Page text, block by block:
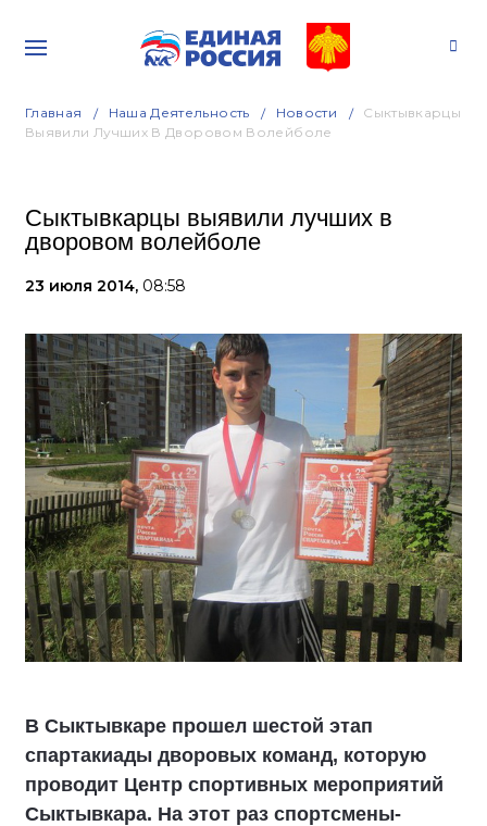
Главная Наша Деятельность Новости
Сыктывкарцы
Выявили Лучших В Дворовом Волейболе
Сыктывкарцы выявили лучших в
дворовом волейболе
23 июля 2014, 08:58
В Сыктывкаре прошел шестой этап
спартакиады дворовых команд, которую
проводит Центр спортивных мероприятий
Сыктывкара. На этот раз спортсмены-